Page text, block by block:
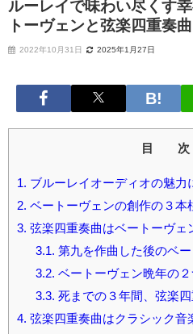
ルーレイで味わい尽くす
トーヴェンと弦楽四重奏
2022年10月31日 2025年1月27日
目 次
1. ブルーレイオーディオの魅力
2. ベートーヴェンの創作の３本
3. 弦楽四重奏曲はベートーヴェ
3.1. 第九を作曲した後のベ
3.2. ベートーヴェン晩年の
3.3. 死までの３年間、弦楽
4. 弦楽四重奏曲はクラシック音